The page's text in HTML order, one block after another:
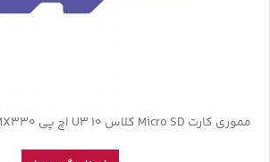
مموری کارت Micro SD کلاس U3 10 اچ پی MX330 ظرفیت 64 گیگابایت